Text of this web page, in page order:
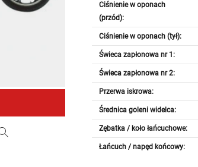
Ciśnienie w oponach
(przód):
Ciśnienie w oponach (tył):
Świeca zapłonowa nr 1:
Świeca zapłonowa nr 2:
Przerwa iskrowa:
Średnica goleni widelca:
Zębatka / koło łańcuchowe:
Łańcuch / napęd końcowy: